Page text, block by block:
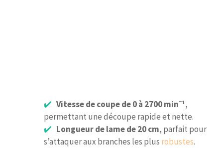
Vitesse de coupe de 0 à 2700 min⁻¹,
permettant une découpe rapide et nette.
Longueur de lame de 20 cm, parfait pour
s’attaquer aux branches les plus robustes.